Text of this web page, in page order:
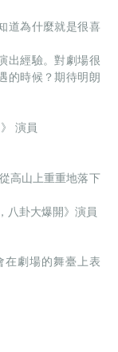
道為什麼就是很喜
出經驗。對劇場很
的時候？期待明朗
演員
高山上重重地落下
八卦大爆開》演員
劇場的舞臺上表